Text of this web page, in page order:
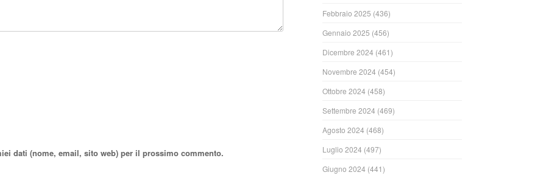
dati (nome, email, sito web) per il prossimo commento.
Febbraio 2025 (436)
Gennaio 2025 (456)
Dicembre 2024 (461)
Novembre 2024 (454)
Ottobre 2024 (458)
Settembre 2024 (469)
Agosto 2024 (468)
Luglio 2024 (497)
Giugno 2024 (441)